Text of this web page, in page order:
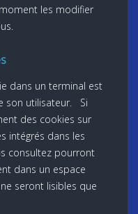
les modifier
dans un terminal est
son utilisateur. Si
des cookies sur
intégrés dans les
consultez pourront
dans un espace
seront lisibles que